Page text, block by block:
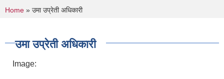
You are here
Home » उमा उप्रेती अधिकारी
उमा उप्रेती अधिकारी
Image: